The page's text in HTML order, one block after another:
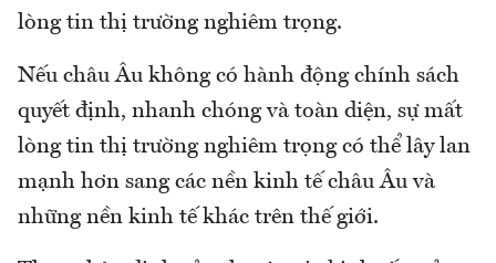
lòng tin thị trường nghiêm trọng.
Nếu châu Âu không có hành động chính sách
quyết định, nhanh chóng và toàn diện, sự mất
lòng tin thị trường nghiêm trọng có thể lây lan
mạnh hơn sang các nền kinh tế châu Âu và
những nền kinh tế khác trên thế giới.